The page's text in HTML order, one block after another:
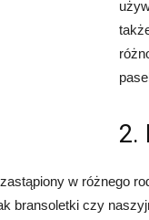
2.
w różnego
bransoletki czy